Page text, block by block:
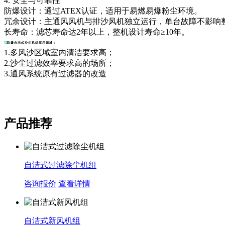
防爆设计：通过ATEX认证，适用于易燃易爆粉尘环境。
冗余设计：主通风风机与排沙风机独立运行，单台故障不影响
长寿命：滤芯寿命达2年以上，整机设计寿命≥10年。
防爆自洁式沙尘机组 应用领域：
1.多风沙区域室内清洁要求高；
2.沙尘过滤效率要求高的场所；
3.通风系统原有过滤器的改造
产品推荐
自洁式过滤除尘机组
咨询报价 查看详情
自洁式新风机组